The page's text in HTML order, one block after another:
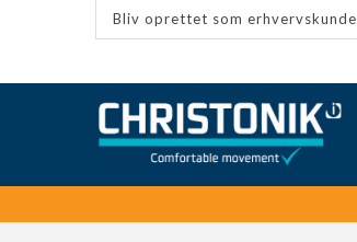
Bliv oprettet som erhvervskunde